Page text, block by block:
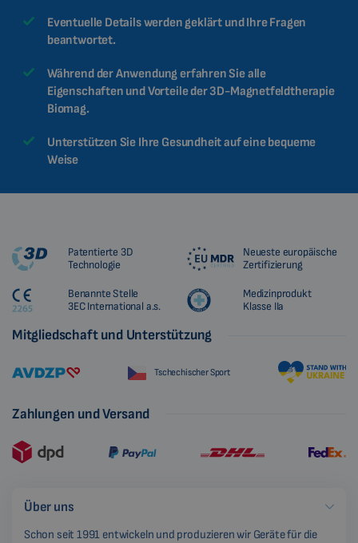
Eventuelle Details werden geklärt und Ihre Fragen
beantwortet.
Während der Anwendung erfahren Sie alle
Eigenschaften und Vorteile der 3D-Magnetfeldtherapie
Biomag.
Unterstützen Sie Ihre Gesundheit auf eine bequeme
Weise
Patentierte 3D
Technologie
Neueste europäische
Zertifizierung
Benannte Stelle
3EC International a.s.
Medizinprodukt
Klasse IIa
Mitgliedschaft und Unterstützung
Tschechischer Sport
Zahlungen und Versand
Über uns
Schon seit 1991 entwickeln und produzieren wir Geräte für die